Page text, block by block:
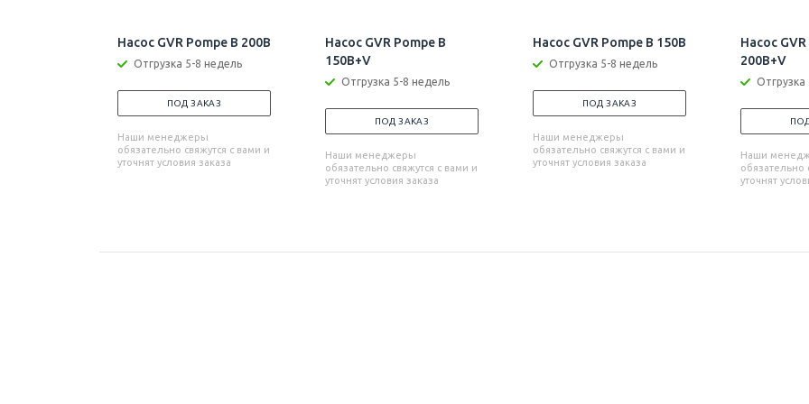
Насос GVR Pompe B 200B
Отгрузка 5-8 недель
ПОД ЗАКАЗ
Наши менеджеры
обязательно свяжутся с вами и
уточнят условия заказа
Насос GVR Pompe B
150B+V
Отгрузка 5-8 недель
ПОД ЗАКАЗ
Наши менеджеры
обязательно свяжутся с вами и
уточнят условия заказа
Насос GVR Pompe B 150B
Отгрузка 5-8 недель
ПОД ЗАКАЗ
Наши менеджеры
обязательно свяжутся с вами и
уточнят условия заказа
Насос
200B+V
Наши
обязательно
уточнят